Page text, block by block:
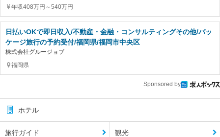
年収408万円～540万円
日払いOKで即日収入/不動産・金融・コンサルティングその他/パッ
ケージ旅行の予約受付/福岡県/福岡市中央区
株式会社グルージョブ
福岡県
Sponsored by
ホテル
旅行ガイド 観光